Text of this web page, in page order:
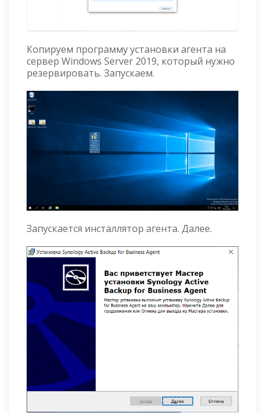
Копируем программу установки агента на
сервер Windows Server 2019, который нужно
резервировать. Запускаем.
Запускается инсталлятор агента. Далее.